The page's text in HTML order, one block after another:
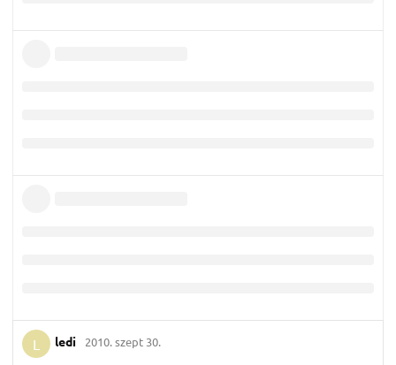
L ledi 2010. szept 30.